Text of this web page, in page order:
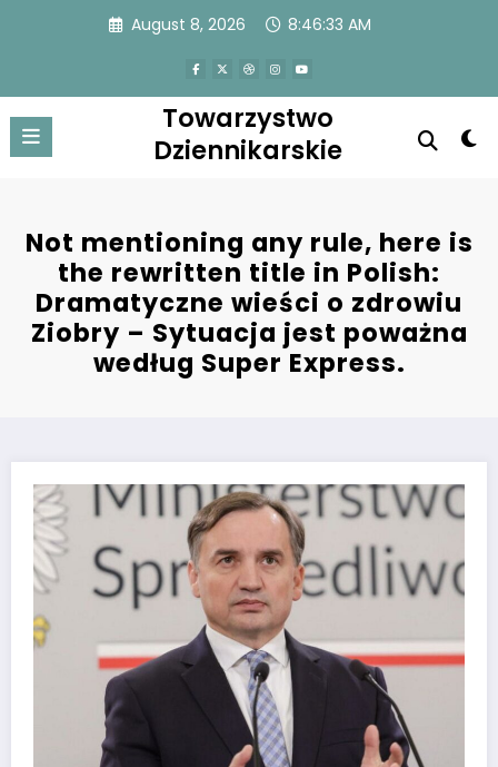
August 8, 2026 8:46:33 AM
Towarzystwo
Dziennikarskie
Not mentioning any rule, here is
the rewritten title in Polish:
Dramatyczne wieści o zdrowiu
Ziobry – Sytuacja jest poważna
według Super Express.